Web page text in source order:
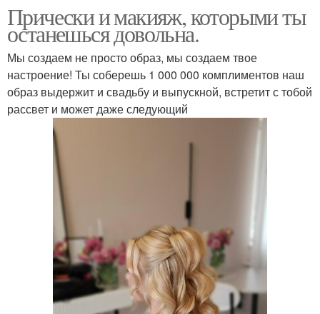
Прически и макияж, которыми ты
останешься довольна.
Мы создаем не просто образ, мы создаем твое
настроение! Ты соберешь 1 000 000 комплиментов наш
образ выдержит и свадьбу и выпускной, встретит с тобой
рассвет и может даже следующий